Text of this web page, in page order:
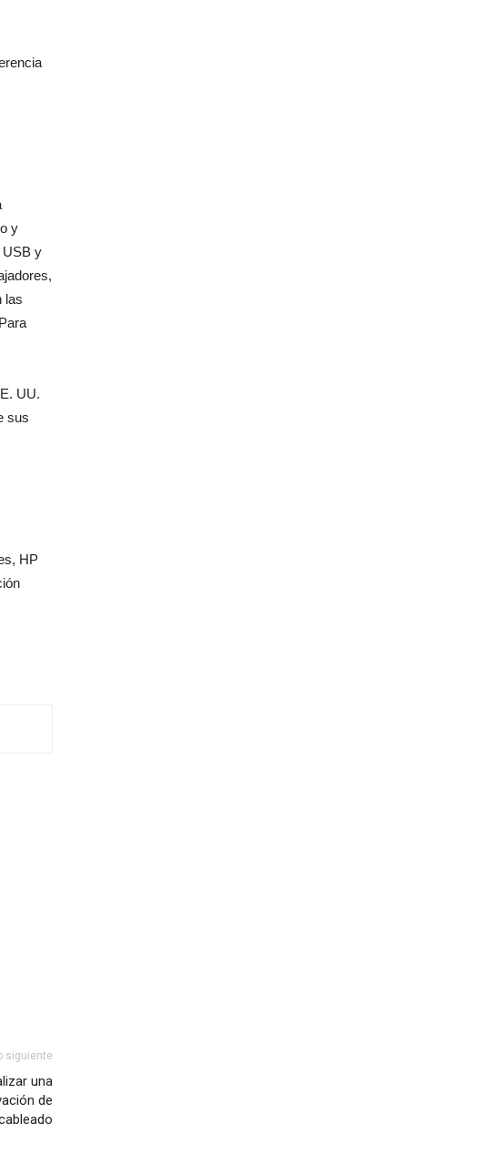
y
USB y
las
UU.
sus
HP
siguiente
una
de